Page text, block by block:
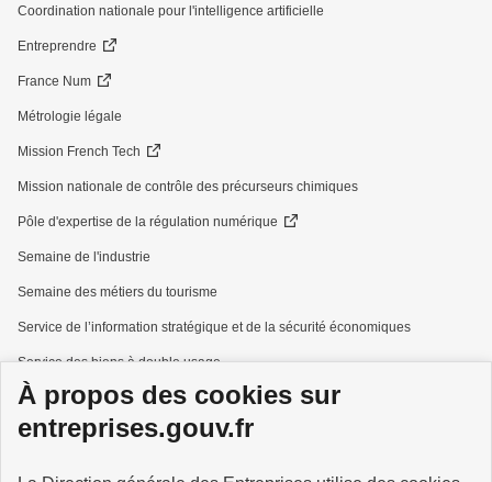
À propos des cookies sur
entreprises.gouv.fr
Coordination nationale pour l'intelligence artificielle
Entreprendre
France Num
Métrologie légale
Mission French Tech
Mission nationale de contrôle des précurseurs chimiques
Pôle d'expertise de la régulation numérique
Semaine de l'industrie
Semaine des métiers du tourisme
Service de l’information stratégique et de la sécurité économiques
Service des biens à double usage
Services à la personne